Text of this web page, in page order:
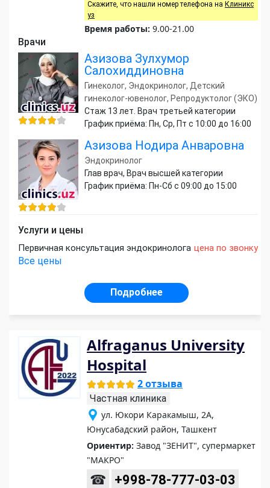
Скажите, что нашли номер телефона на Клиникс
уз
Время работы: 9.00-21.00
Врачи
Азизова Зулхумор
Салохиддиновна
Гинеколог, Эндокринолог, Детский
гинеколог-ювенолог, Репродуктолог (ЭКО)
Стаж 13 лет. Врач третьей категории
График приёма: Пн, Ср, Пт с 10:00 до 16:00
Азизова Нодира Анваровна
Эндокринолог
Глав врач, Врач высшей категории
График приёма: Пн-Сб с 09:00 до 15:00
Услуги и цены
Первичная консультация эндокринолога цена по звонку
Все цены
Подробнее
Alfraganus University
Hospital
2 отзыва
Частная клиника
ул. Юкори Каракамыш, 2А,
Юнусабадский район, Ташкент
Ориентир: Завод "ЗЕНИТ", супермаркет
"МАКРО"
☎ +998-78-777-03-03